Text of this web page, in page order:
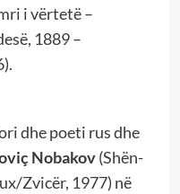
i vërtetë –
1889 –
dhe poeti rus dhe
Nobakov(Shën-
Zvicër, 1977) në